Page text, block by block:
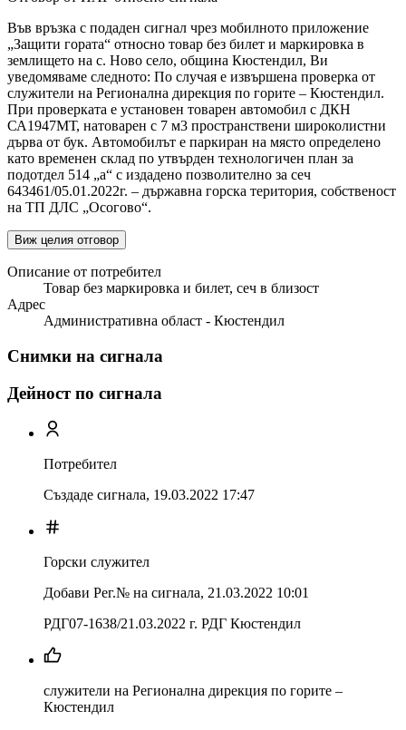
Във връзка с подаден сигнал чрез мобилното приложение
„Защити гората“ относно товар без билет и маркировка в
землището на с. Ново село, община Кюстендил, Ви
уведомяваме следното: По случая е извършена проверка от
служители на Регионална дирекция по горите – Кюстендил.
При проверката е установен товарен автомобил с ДКН
СА1947МТ, натоварен с 7 м3 пространствени широколистни
дърва от бук. Автомобилът е паркиран на място определено
като временен склад по утвърден технологичен план за
подотдел 514 „а“ с издадено позволително за сеч
643461/05.01.2022г. – държавна горска територия, собственост
на ТП ДЛС „Осогово“.
Виж целия отговор
Описание от потребител
Товар без маркировка и билет, сеч в близост
Адрес
Административна област - Кюстендил
Снимки на сигнала
Дейност по сигнала
Потребител
Създаде сигнала, 19.03.2022 17:47
Горски служител
Добави Рег.№ на сигнала, 21.03.2022 10:01
РДГ07-1638/21.03.2022 г. РДГ Кюстендил
служители на Регионална дирекция по горите –
Кюстендил